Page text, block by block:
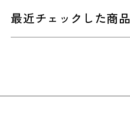
最近チェックした商品